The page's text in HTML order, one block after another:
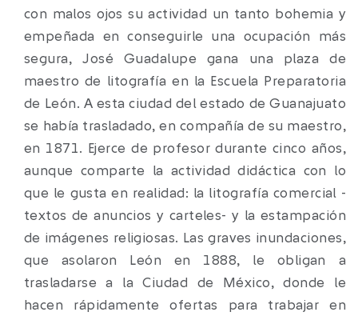
con malos ojos su actividad un tanto bohemia y
empeñada en conseguirle una ocupación más
segura, José Guadalupe gana una plaza de
maestro de litografía en la Escuela Preparatoria
de León. A esta ciudad del estado de Guanajuato
se había trasladado, en compañía de su maestro,
en 1871. Ejerce de profesor durante cinco años,
aunque comparte la actividad didáctica con lo
que le gusta en realidad: la litografía comercial -
textos de anuncios y carteles- y la estampación
de imágenes religiosas. Las graves inundaciones,
que asolaron León en 1888, le obligan a
trasladarse a la Ciudad de México, donde le
hacen rápidamente ofertas para trabajar en